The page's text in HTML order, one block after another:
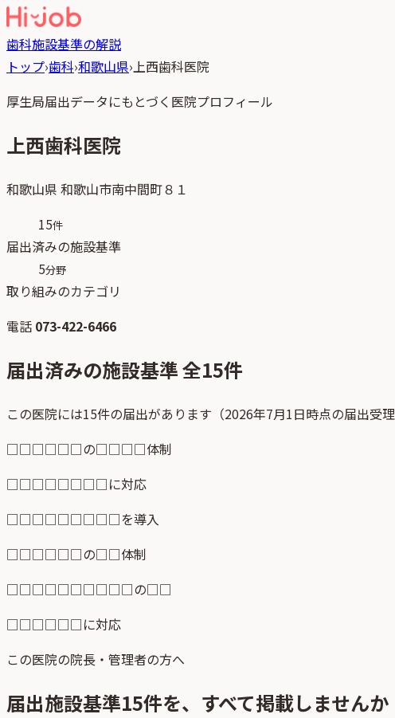
歯科施設基準の解説
トップ›歯科›和歌山県›上西歯科医院
厚生局届出データにもとづく医院プロフィール
上西歯科医院
和歌山県 和歌山市南中間町８１
15件
届出済みの施設基準
5分野
取り組みのカテゴリ
電話 073-422-6466
届出済みの施設基準 全15件
この医院には15件の届出があります（2026年7月1日時点の届出受理
□□□□□□の□□□□体制
□□□□□□□□に対応
□□□□□□□□□を導入
□□□□□□の□□体制
□□□□□□□□□□の□□
□□□□□□に対応
この医院の院長・管理者の方へ
届出施設基準15件を、すべて掲載しませんか